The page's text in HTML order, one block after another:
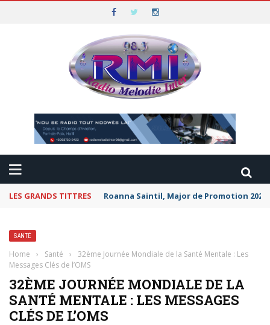
LES GRANDS TITTRES Roanna Saintil, Major de Promotion
SANTÉ
Home › Santé ›
32ème Journée Mondiale de la Santé Mentale : Les
Messages Clés de l’OMS
32ÈME JOURNÉE MONDIALE DE LA
SANTÉ MENTALE : LES MESSAGES
CLÉS DE L’OMS